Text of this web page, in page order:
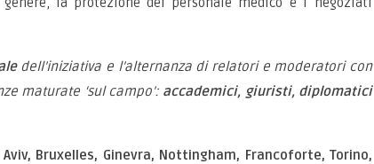
dell’iniziativa e l’alternanza di relatori e moderatori con
maturate ‘sul campo’: accademici, giuristi, diplomatici
Aviv, Bruxelles, Ginevra, Nottingham, Francoforte, Torino,